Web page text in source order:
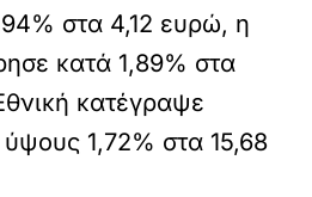
στα 4,12 ευρώ, η
κατά 1,89% στα
κατέγραψε
1,72% στα 15,68